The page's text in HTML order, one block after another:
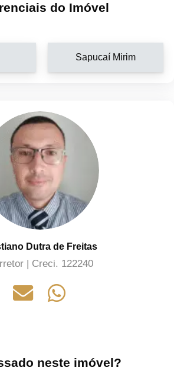
do Imóvel
Sapucaí Mirim
Dutra de Freitas
| Creci. 122240
neste imóvel?